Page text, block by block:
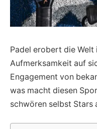
Padel erobert die
Aufmerksamkeit auf
Engagement von
was macht diesen
schwören selbst Stars